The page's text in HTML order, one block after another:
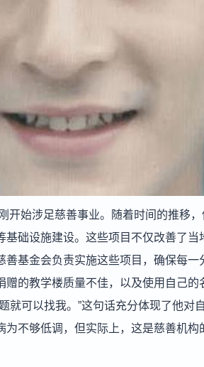
开始涉足慈善事业。随着时间的推移
础设施建设。这些项目不仅改善了
基金会负责实施这些项目，确保每一
的教学楼质量不佳，以及使用自己
就可以找我。”这句话充分体现了他对
不够低调，但实际上，这是慈善机